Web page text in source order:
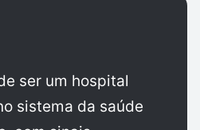
ser um hospital
sistema da saúde